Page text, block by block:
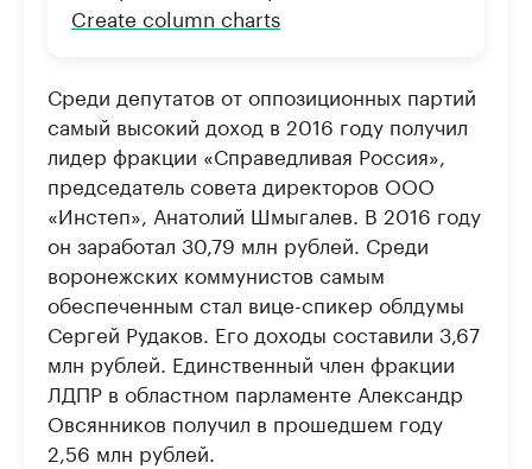
Create column charts
Среди депутатов от оппозиционных партий
самый высокий доход в 2016 году получил
лидер фракции «Справедливая Россия»,
председатель совета директоров ООО
«Инстеп», Анатолий Шмыгалев. В 2016 году
он заработал 30,79 млн рублей. Среди
воронежских коммунистов самым
обеспеченным стал вице-спикер облдумы
Сергей Рудаков. Его доходы составили 3,67
млн рублей. Единственный член фракции
ЛДПР в областном парламенте Александр
Овсянников получил в прошедшем году
2,56 млн рублей.